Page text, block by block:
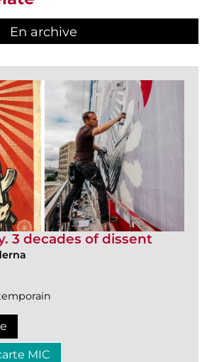
En archive
3 decades of dissent
MIC